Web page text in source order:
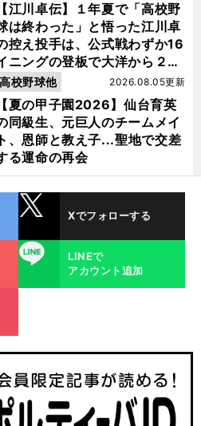
【江川卓伝】１年夏で「高校野
は終わった」と悟った江川卓
控え投手は、公式戦わずか16
ニングの登板で大洋から２位
指名を受けた
【夏の甲子園2026】仙台育英
同級生、元巨人のチームメイ
ト、恩師と教え子...聖地で交差
る運命の再会
2026.08.05更新
高校野球他
Xでフォローする
LINE
LINEで
アカウント追加